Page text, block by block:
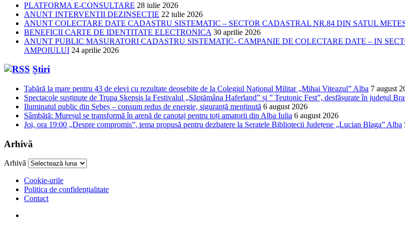
PLATFORMA E-CONSULTARE 28 iulie 2026
ANUNT INTERVENTII DEZINSECTIE 22 iulie 2026
ANUNT COLECTARE DATE CADASTRU SISTEMATIC – SECTOR CADASTRAL NR.84 DIN SATUL
BENEFICII CARTE DE IDENTITATE ELECTRONICA 30 aprilie 2026
ANUNT PUBLIC MASURATORI CADASTRU SISTEMATIC- CAMPANIE DE COLECTARE DATE – IN
AMPOIULUI 24 aprilie 2026
Știri
Tabără la mare pentru 43 de elevi cu rezultate deosebite de la Colegiul Național Militar „Mihai Viteazul” Alba 7 august
Spectacole susținute de Trupa Skepsis la Festivalul „Săptămâna Haferland” și ” Teutonic Fest”, desfășurate în județul
Iluminatul public din Sebeș – consum redus de energie, siguranță menținută 6 august 2026
Sâmbătă: Mureșul se transformă în arenă de canotaj pentru toți amatorii din Alba Iulia 6 august 2026
Joi, ora 19:00 „Despre compromis”, tema propusă pentru dezbatere la Seratele Bibliotecii Județene „Lucian Blaga” Alba
Arhivă
Arhivă
Cookie-urile
Politica de confidențialitate
Contact